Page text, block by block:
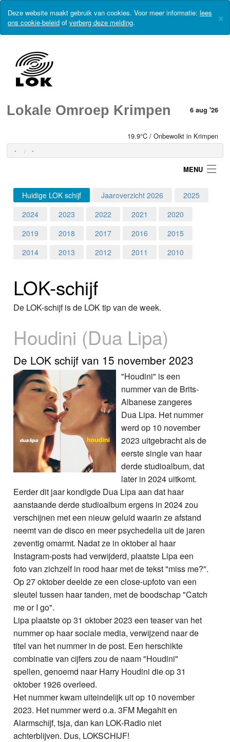
Deze website maakt gebruik van cookies. Voor meer informatie: lees
ons cookie-beleid of verberg deze melding. ×
Lokale Omroep Krimpen 6 aug '26
19.9°C / Onbewolkt in Krimpen
- -
MENU
Login
Home
Programma's
Nieuws
Foto's
Video
Webcam
Info
Huidige LOK schijf Jaaroverzicht 2026
2025
2024
2023 2022 2021
2020
2019
2018 2017 2016
2015
2014
2013 2012 2011 2010
LOK-schijf
De LOK-schijf is de LOK tip van de week.
Houdini (Dua Lipa)
De LOK schijf van 15 november 2023
"Houdini" is een
nummer van de Brits-
Albanese zangeres
Dua Lipa. Het nummer
werd op 10 november
2023 uitgebracht als de
eerste single van haar
derde studioalbum, dat
later in 2024 uitkomt.
Eerder dit jaar kondigde Dua Lipa aan dat haar
aanstaande derde studioalbum ergens in 2024 zou
verschijnen met een nieuw geluid waarin ze afstand
neemt van de disco en meer psychedelia uit de jaren
zeventig omarmt. Nadat ze in oktober al haar
Instagram-posts had verwijderd, plaatste Lipa een
foto van zichzelf in rood haar met de tekst "miss me?".
Op 27 oktober deelde ze een close-upfoto van een
sleutel tussen haar tanden, met de boodschap "Catch
me or I go".
Lipa plaatste op 31 oktober 2023 een teaser van het
nummer op haar sociale media, verwijzend naar de
titel van het nummer in de post. Een herschikte
combinatie van cijfers zou de naam "Houdini"
spellen, genoemd naar Harry Houdini die op 31
oktober 1926 overleed.
Het nummer kwam uiteindelijk uit op 10 november
2023. Het nummer werd o.a. 3FM Megahit en
Alarmschijf, tsja, dan kan LOK-Radio niet
achterblijven. Dus, LOKSCHIJF!